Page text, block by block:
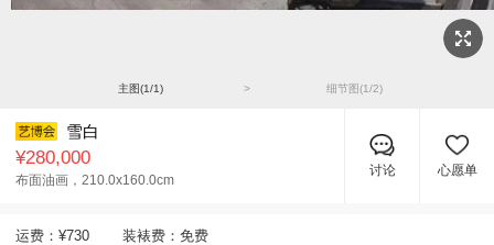
主图(1/1) > 细节图(1/2)
雪白
¥280,000
布面油画， 210.0x160.0cm
讨论 心愿单
运费： ¥730 装裱费：免费